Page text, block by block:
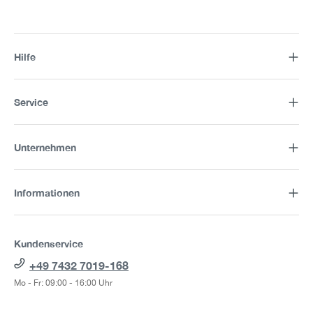
Hilfe
Service
Unternehmen
Informationen
Kundenservice
+49 7432 7019-168
Mo - Fr: 09:00 - 16:00 Uhr